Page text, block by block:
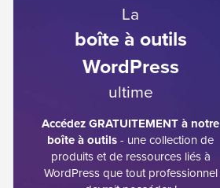
La
boîte à outils
WordPress
ultime
Accédez GRATUITEMENT à notre
boîte à outils- une collection de
produits et de ressources liés à
WordPress que tout professionnel